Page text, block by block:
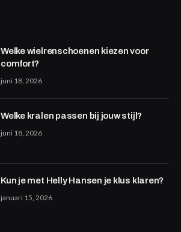
Welke wielrenschoenen kiezen voor
comfort?
juni 18, 2026
Welke kralen passen bij jouw stijl?
juni 18, 2026
Kun je met Helly Hansen je klus klaren?
januari 15, 2026